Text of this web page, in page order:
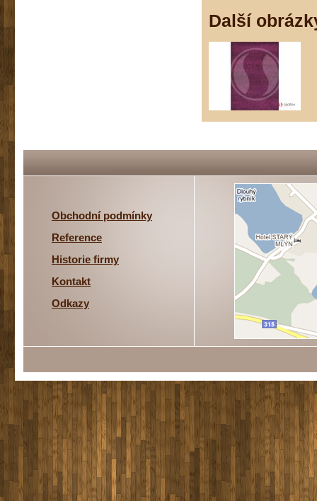
Další
Obchodní podmínky
Reference
Historie firmy
Kontakt
Odkazy